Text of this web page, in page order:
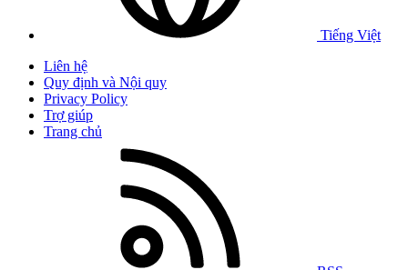
Tiếng Việt
Liên hệ
Quy định và Nội quy
Privacy Policy
Trợ giúp
Trang chủ